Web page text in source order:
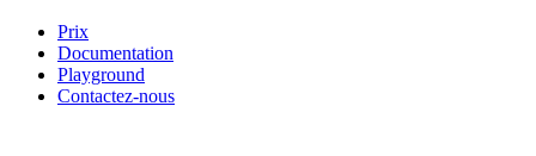
Prix
Documentation
Playground
Contactez-nous